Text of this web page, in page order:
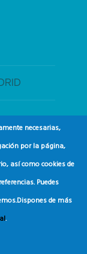
necesarias,
por la página,
así como cookies de
Puedes
Dispones de más
.